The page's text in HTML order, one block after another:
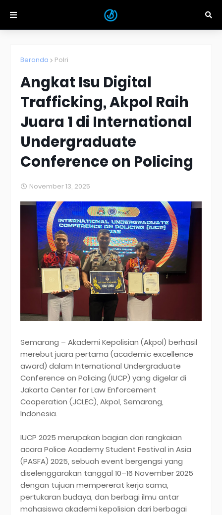
Beranda Polri
Angkat Isu Digital
Trafficking, Akpol Raih
Juara 1 di International
Undergraduate
Conference on Policing
November 13, 2025
Semarang – Akademi Kepolisian (Akpol) berhasil
merebut juara pertama (academic excellence
award) dalam International Undergraduate
Conference on Policing (IUCP) yang digelar di
Jakarta Center for Law Enforcement
Cooperation (JCLEC), Akpol, Semarang,
Indonesia.
IUCP 2025 merupakan bagian dari rangkaian
acara Police Academy Student Festival in Asia
(PASFA) 2025, sebuah event bergengsi yang
diselenggarakan tanggal 10–16 November 2025
dengan tujuan mempererat kerja sama,
pertukaran budaya, dan berbagi ilmu antar
mahasiswa akademi kepolisian dari berbagai